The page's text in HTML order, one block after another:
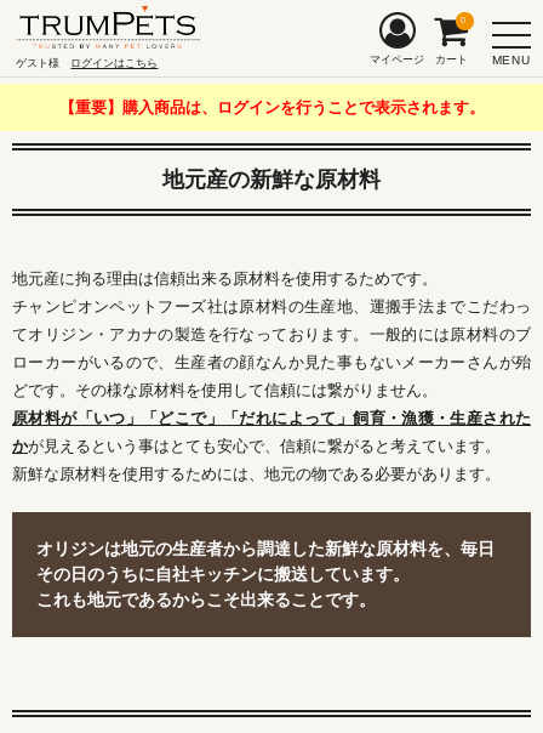
ゲスト様 ログインはこちら MENU
マイページ カート
0
【重要】購入商品は、ログインを行うことで表示されます。
地元産の新鮮な原材料
地元産に拘る理由は信頼出来る原材料を使用するためです。
チャンピオンペットフーズ社は原材料の生産地、運搬手法までこだわっ
てオリジン・アカナの製造を行なっております。一般的には原材料のブ
ローカーがいるので、生産者の顔なんか見た事もないメーカーさんが殆
どです。その様な原材料を使用して信頼には繋がりません。
原材料が「いつ」「どこで」「だれによって」飼育・漁獲・生産された
かが見えるという事はとても安心で、信頼に繋がると考えています。
新鮮な原材料を使用するためには、地元の物である必要があります。
オリジンは地元の生産者から調達した新鮮な原材料を、毎日
その日のうちに自社キッチンに搬送しています。
これも地元であるからこそ出来ることです。